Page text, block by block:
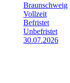
Braunschweig
Vollzeit
Befristet
Unbefristet
30.07.2026